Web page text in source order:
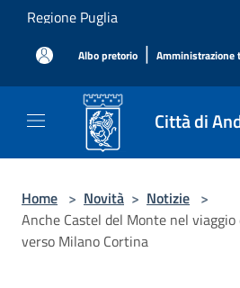
Salta al contenuto principale
Regione Puglia
Albo pretorio | Amministrazione
Città di
Home > Novità > Notizie >
Anche Castel del Monte nel
verso Milano Cortina